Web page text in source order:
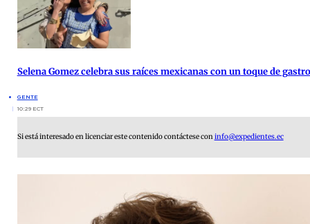
Selena Gomez celebra sus raíces mexicanas con un toque de
GENTE
10:29 ECT
Si está interesado en licenciar este contenido contáctese coninfo@expedientes.ec